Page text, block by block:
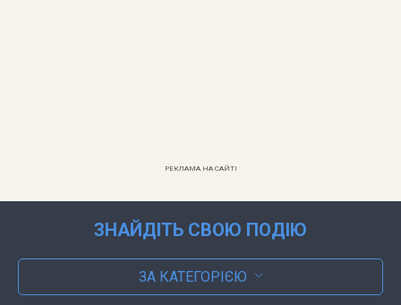
РЕКЛАМА НА САЙТІ
ЗНАЙДІТЬ СВОЮ ПОДІЮ
ЗА КАТЕГОРІЄЮ